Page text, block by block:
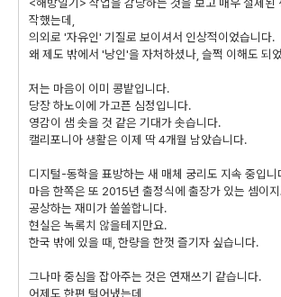
작했는데,
의외로 '자유인' 기질로 보이셔서 인상적이었습니다.
왜 제도 밖에서 '낭인'을 자처하셨나, 슬쩍 이해도 되
저는 마음이 이미 콩밭입니다.
당장 하노이에 가고픈 심정입니다.
영감이 샘 솟을 것 같은 기대가 솟습니다.
캘리포니아 생활은 이제 딱 4개월 남았습니다.
디지털-동학을 표방하는 새 매체 궁리도 지속 중입니
마음 한쪽은 또 2015년 출정식에 출장가 있는 셈이
공상하는 재미가 쏠쏠합니다.
현실은 녹록치 않을테지만요.
한국 밖에 있을 때, 한량을 한껏 즐기자 싶습니다.
그나마 중심을 잡아주는 것은 연재쓰기 같습니다.
어제도 한편 털어냈는데,